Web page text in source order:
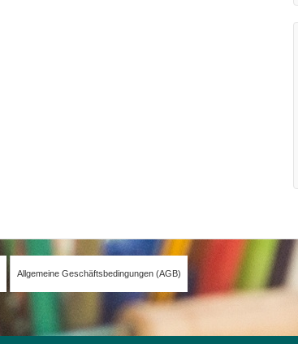
Allgemeine Geschäftsbedingungen (AGB)